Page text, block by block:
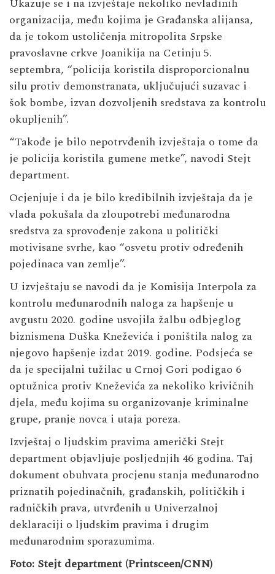
organizacija, među kojima je Građanska alijansa,
da je tokom ustoličenja mitropolita Srpske
pravoslavne crkve Joanikija na Cetinju 5.
septembra, “policija koristila disproporcionalnu
silu protiv demonstranata, uključujući suzavac i
šok bombe, izvan dozvoljenih sredstava za kontrolu
okupljenih”.
“Takođe je bilo nepotrvđenih izvještaja o tome da
je policija koristila gumene metke”, navodi Stejt
department.
Ocjenjuje i da je bilo kredibilnih izvještaja da je
vlada pokušala da zloupotrebi međunarodna
sredstva za sprovođenje zakona u politički
motivisane svrhe, kao “osvetu protiv određenih
pojedinaca van zemlje”.
U izvještaju se navodi da je Komisija Interpola za
kontrolu međunarodnih naloga za hapšenje u
avgustu 2020. godine usvojila žalbu odbjeglog
biznismena Duška Kneževića i poništila nalog za
njegovo hapšenje izdat 2019. godine. Podsjeća se
da je specijalni tužilac u Crnoj Gori podigao 6
optužnica protiv Kneževića za nekoliko krivičnih
djela, među kojima su organizovanje kriminalne
grupe, pranje novca i utaja poreza.
Izvještaj o ljudskim pravima američki Stejt
department objavljuje posljednjih 46 godina. Taj
dokument obuhvata procjenu stanja međunarodno
priznatih pojedinačnih, građanskih, političkih i
radničkih prava, utvrđenih u Univerzalnoj
deklaraciji o ljudskim pravima i drugim
međunarodnim sporazumima.
Foto: Stejt department (Printsceen/CNN)